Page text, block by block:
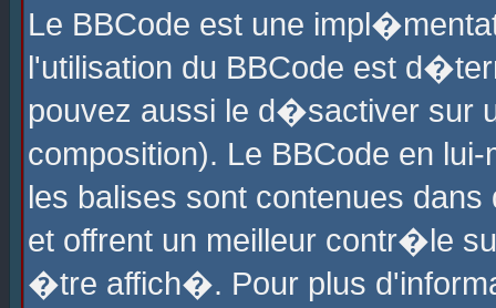
Le BBCode est une
l'utilisation du BBCode est
pouvez aussi le d�sactiver sur
composition). Le BBCode en
les balises sont contenues
et offrent un meilleur contr�le
�tre affich�. Pour plus